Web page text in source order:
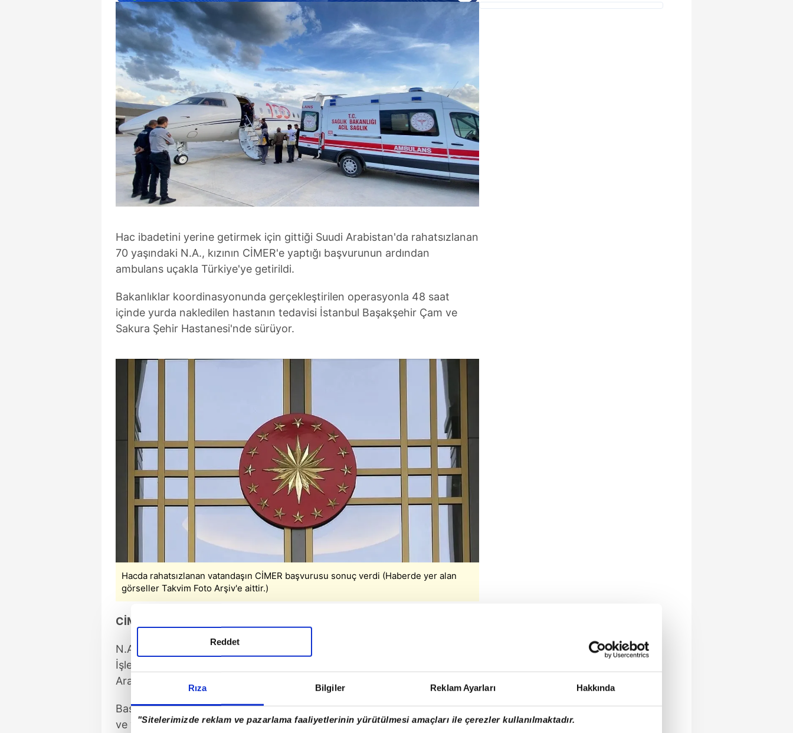
Rıza Bilgiler Reklam Ayarları Hakkında
"Sitelerimizde reklam ve pazarlama faaliyetlerinin yürütülmesi amaçları ile çerezler kullanılmaktadır.
Reddet
Hac ibadetini yerine getirmek için gittiği Suudi Arabistan'da rahatsızlanan
70 yaşındaki N.A., kızının CİMER'e yaptığı başvurunun ardından
ambulans uçakla Türkiye'ye getirildi.
Bakanlıklar koordinasyonunda gerçekleştirilen operasyonla 48 saat
içinde yurda nakledilen hastanın tedavisi İstanbul Başakşehir Çam ve
Sakura Şehir Hastanesi'nde sürüyor.
Hacda rahatsızlanan vatandaşın CİMER başvurusu sonuç verdi (Haberde yer alan
görseller Takvim Foto Arşiv'e aittir.)
CİMER BAŞVURUSU SONRASI HAREKETE GEÇİLDİ
N.A.'nın kızı, 5 Haziran'da CİMER'e yaptığı başvuruda annesinin Diyanet
İşleri Başkanlığı organizasyonuyla hac ibadeti sırasında Suudi
Arabistan'ın Mekke kentinde rahatsızlandığını bildirdi.
Başvuruda, Suudi German Hospital'da yapılan tetkiklerde annesine Kovid
ve verem teşhisi konulduğu, yoğun bakımda tedavi gördüğü belirtilerek,